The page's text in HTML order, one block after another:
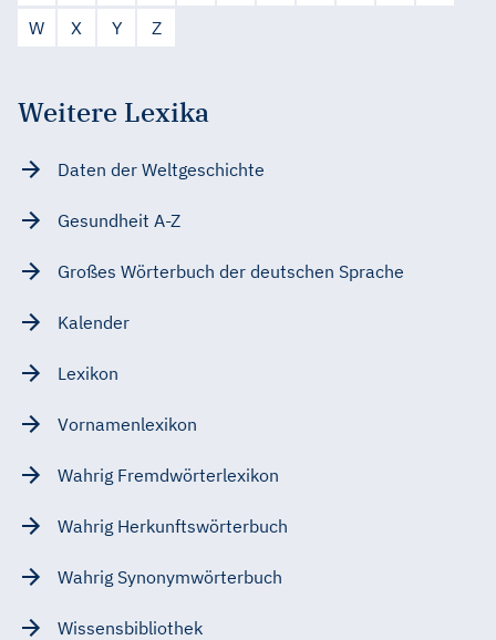
W
X Y Z
Weitere Lexika
Daten der Weltgeschichte
Gesundheit A-Z
Großes Wörterbuch der deutschen Sprache
Kalender
Lexikon
Vornamenlexikon
Wahrig Fremdwörterlexikon
Wahrig Herkunftswörterbuch
Wahrig Synonymwörterbuch
Wissensbibliothek